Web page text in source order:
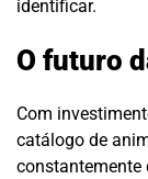
identificar.
O futuro
Com
catálogo de
constantemente